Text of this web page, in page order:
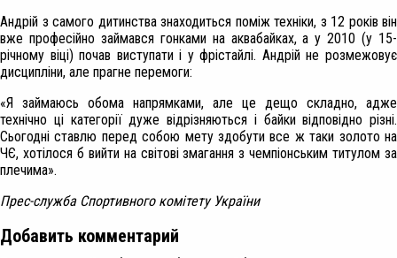
Андрій з самого дитинства знаходиться поміж техніки, з 12 років він
вже професійно займався гонками на аквабайках, а у 2010 (у 15-
річному віці) почав виступати і у фрістайлі. Андрій не розмежовує
дисципліни, але прагне перемоги:
«Я займаюсь обома напрямками, але це дещо складно, адже
технічно ці категорії дуже відрізняються і байки відповідно різні.
Сьогодні ставлю перед собою мету здобути все ж таки золото на
ЧЄ, хотілося б вийти на світові змагання з чемпіонським титулом за
плечима».
Прес-служба Спортивного комітету України
Добавить комментарий